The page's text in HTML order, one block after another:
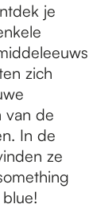
je
zich
van de
In de
ze